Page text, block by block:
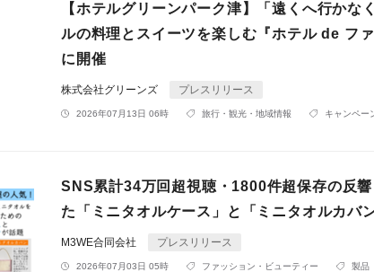
【ホテルグリーンパーク津】「遠くへ行かな
ルの料理とスイーツを楽しむ『ホテル de フ
に開催
株式会社グリーンズ プレスリリース
2026年07月13日 06時 旅行・観光・地域情報 キャンペー
SNS累計34万回超視聴・1800件超保存の反
た「ミニタオルケース」と「ミニタオルカバ
M3WE合同会社 プレスリリース
2026年07月03日 05時 ファッション・ビューティー 製品